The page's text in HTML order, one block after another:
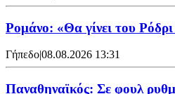
Ρομάνο: «Θα γίνει του
Γήπεδο|08.08.2026 13:31
Παναθηναϊκός: Σε φουλ